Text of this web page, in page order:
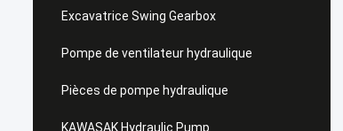
Excavatrice Swing Gearbox
Pompe de ventilateur hydraulique
Pièces de pompe hydraulique
KAWASAK Hydraulic Pump